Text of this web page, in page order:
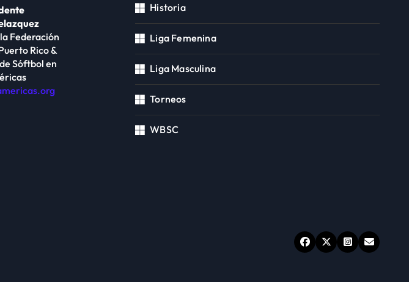
Federación
Rico &
Sóftbol en
Historia
Liga Femenina
Liga Masculina
Torneos
WBSC